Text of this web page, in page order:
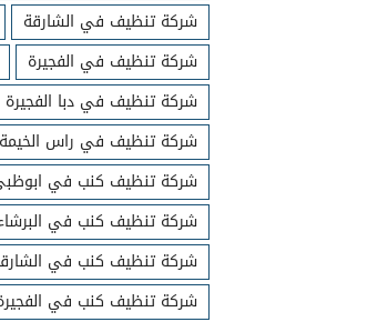
شركة تنظيف في الشارقة
شركة تنظيف في الفجيرة
شركة تنظيف في دبا الفجيرة
شركة تنظيف في راس الخيمة
شركة تنظيف كنب في
شركة تنظيف كنب في
شركة تنظيف كنب في
شركة تنظيف كنب في